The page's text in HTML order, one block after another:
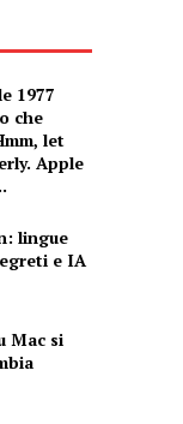
1977
che
let
Apple
lingue
e IA
Mac si